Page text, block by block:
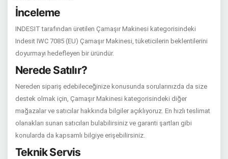
İnceleme
INDESIT tarafından üretilen Çamaşır Makinesi kategorisindeki
Indesit IWC 7085 (EU) Çamaşır Makinesi, tüketicilerin beklentilerini
doyurmayı hedefleyen bir üründür.
Nerede Satılır?
Nereden sipariş edebileceğinize konusunda sorularınızda da size
destek olmak için, Çamaşır Makinesi kategorisindeki diğer
mağazalar ve satıcılar hakkında bilgiler açıklıyoruz. En hızlı teslimat
olanakları sunan satıcıları bulabilirsiniz ve garanti şartları gibi
konularda da kapsamlı bilgiye erişebilirsiniz.
Teknik Servis